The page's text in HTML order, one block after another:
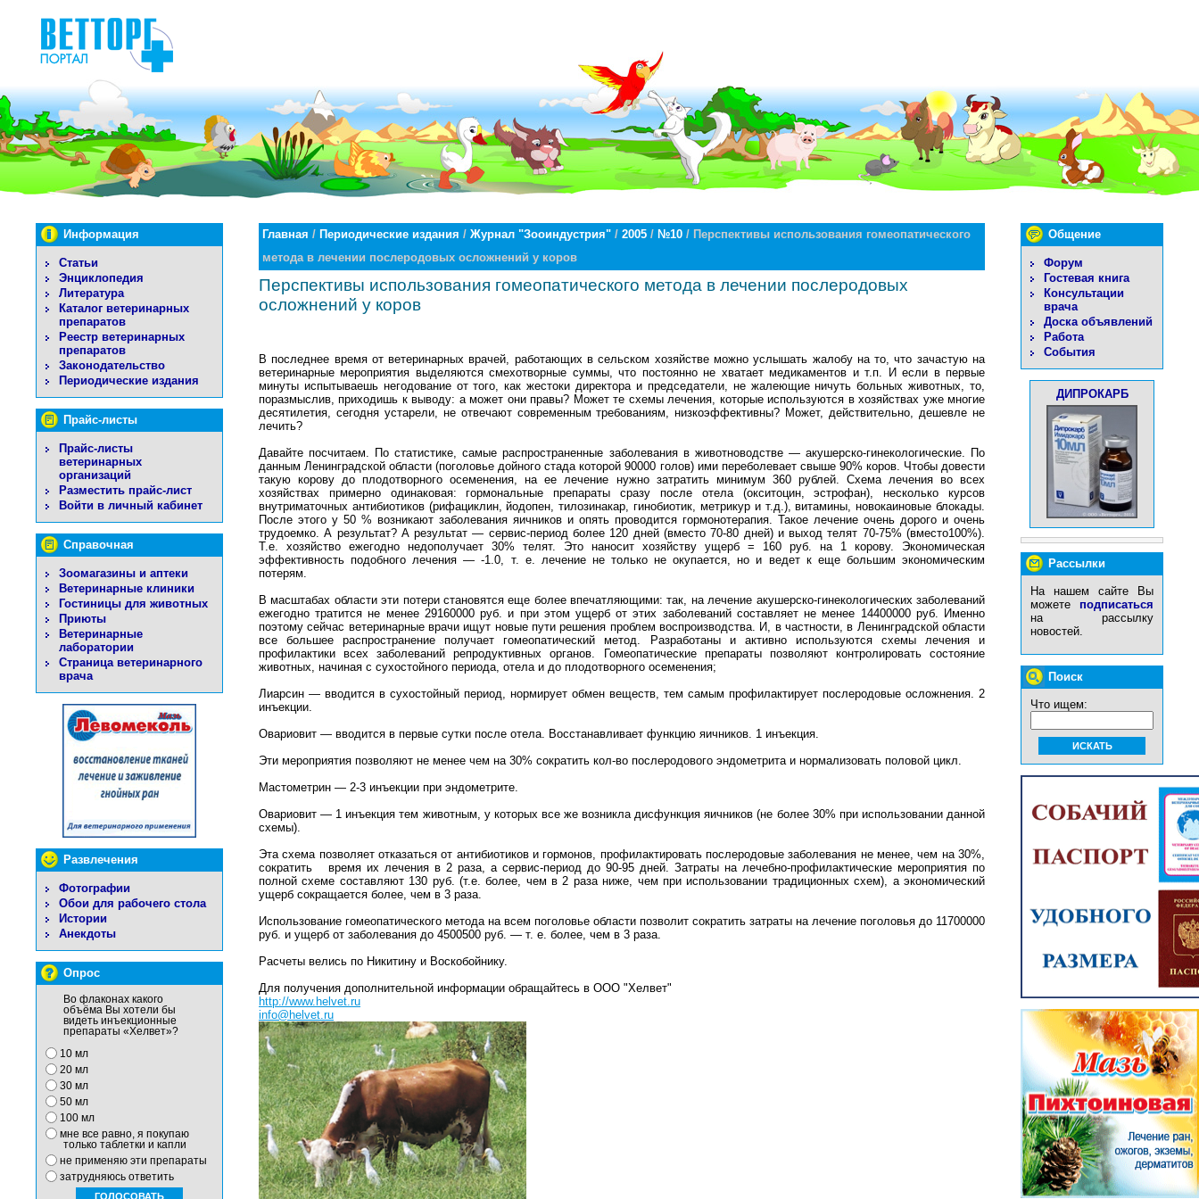
Информация
Статьи
Энциклопедия
Литература
Каталог ветеринарных
препаратов
Реестр ветеринарных
препаратов
Законодательство
Периодические издания
Прайс-листы
Прайс-листы
ветеринарных
организаций
Разместить прайс-лист
Войти в личный кабинет
Справочная
Зоомагазины и аптеки
Ветеринарные клиники
Гостиницы для животных
Приюты
Ветеринарные
лаборатории
Страница ветеринарного
врача
Развлечения
Фотографии
Обои для рабочего стола
Истории
Анекдоты
Опрос
Во флаконах какого
объёма Вы хотели бы
видеть инъекционные
препараты «Хелвет»?
10 мл
20 мл
30 мл
50 мл
100 мл
мне все равно, я покупаю
только таблетки и капли
не применяю эти препараты
затрудняюсь ответить
Общение
Форум
Гостевая книга
Консультации
врача
Доска объявлений
Работа
События
ДИПРОКАРБ
Рассылки
На нашем сайте Вы
можете подписаться
на рассылку
новостей.
Поиск
Что ищем:
Главная / Периодические издания / Журнал "Зооиндустрия" / 2005 / №10 / Перспективы использования гомеопатического
метода в лечении послеродовых осложнений у коров
Перспективы использования гомеопатического метода в лечении послеродовых
осложнений у коров
В последнее время от ветеринарных врачей, работающих в сельском хозяйстве можно услышать жалобу на то, что зачастую на
ветеринарные мероприятия выделяются смехотворные суммы, что постоянно не хватает медикаментов и т.п. И если в первые
минуты испытываешь негодование от того, как жестоки директора и председатели, не жалеющие ничуть больных животных, то,
поразмыслив, приходишь к выводу: а может они правы? Может те схемы лечения, которые используются в хозяйствах уже многие
десятилетия, сегодня устарели, не отвечают современным требованиям, низкоэффективны? Может, действительно, дешевле не
лечить?
Давайте посчитаем. По статистике, самые распространенные заболевания в животноводстве — акушерско-гинекологические. По
данным Ленинградской области (поголовье дойного стада которой 90000 голов) ими переболевает свыше 90% коров. Чтобы довести
такую корову до плодотворного осеменения, на ее лечение нужно затратить минимум 360 рублей. Схема лечения во всех
хозяйствах примерно одинаковая: гормональные препараты сразу после отела (окситоцин, эстрофан), несколько курсов
внутриматочных антибиотиков (рифациклин, йодопен, тилозинакар, гинобиотик, метрикур и т.д.), витамины, новокаиновые блокады.
После этого у 50 % возникают заболевания яичников и опять проводится гормонотерапия. Такое лечение очень дорого и очень
трудоемко. А результат? А результат — сервис-период более 120 дней (вместо 70-80 дней) и выход телят 70-75% (вместо100%).
Т.е. хозяйство ежегодно недополучает 30% телят. Это наносит хозяйству ущерб = 160 руб. на 1 корову. Экономическая
эффективность подобного лечения — -1.0, т. е. лечение не только не окупается, но и ведет к еще большим экономическим
потерям.
В масштабах области эти потери становятся еще более впечатляющими: так, на лечение акушерско-гинекологических заболеваний
ежегодно тратится не менее 29160000 руб. и при этом ущерб от этих заболеваний составляет не менее 14400000 руб. Именно
поэтому сейчас ветеринарные врачи ищут новые пути решения проблем воспроизводства. И, в частности, в Ленинградской области
все большее распространение получает гомеопатический метод. Разработаны и активно используются схемы лечения и
профилактики всех заболеваний репродуктивных органов. Гомеопатические препараты позволяют контролировать состояние
животных, начиная с сухостойного периода, отела и до плодотворного осеменения;
Лиарсин — вводится в сухостойный период, нормирует обмен веществ, тем самым профилактирует послеродовые осложнения. 2
инъекции.
Овариовит — вводится в первые сутки после отела. Восстанавливает функцию яичников. 1 инъекция.
Эти мероприятия позволяют не менее чем на 30% сократить кол-во послеродового эндометрита и нормализовать половой цикл.
Мастометрин — 2-3 инъекции при эндометрите.
Овариовит — 1 инъекция тем животным, у которых все же возникла дисфункция яичников (не более 30% при использовании данной
схемы).
Эта схема позволяет отказаться от антибиотиков и гормонов, профилактировать послеродовые заболевания не менее, чем на 30%,
сократить время их лечения в 2 раза, а сервис-период до 90-95 дней. Затраты на лечебно-профилактические мероприятия по
полной схеме составляют 130 руб. (т.е. более, чем в 2 раза ниже, чем при использовании традиционных схем), а экономический
ущерб сокращается более, чем в 3 раза.
Использование гомеопатического метода на всем поголовье области позволит сократить затраты на лечение поголовья до 11700000
руб. и ущерб от заболевания до 4500500 руб. — т. е. более, чем в 3 раза.
Расчеты велись по Никитину и Воскобойнику.
Для получения дополнительной информации обращайтесь в ООО "Хелвет"
http://www.helvet.ru
info@helvet.ru